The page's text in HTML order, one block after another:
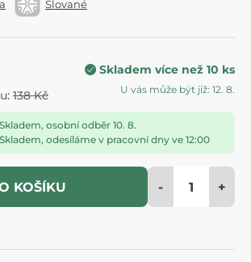
Slované
138 Kč
Skladem více než 10 ks
U vás může být již: 12. 8.
Skladem, osobní odběr 10. 8.
Skladem, odesíláme v pracovní dny ve 12:00
KOŠÍKU - +